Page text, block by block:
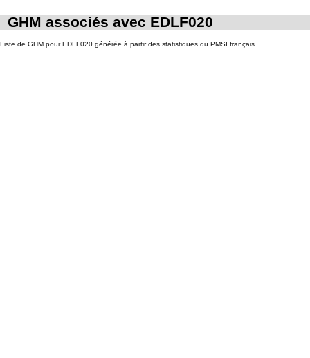
GHM associés avec EDLF020
Liste de GHM pour EDLF020 générée à partir des statistiques du PMSI français